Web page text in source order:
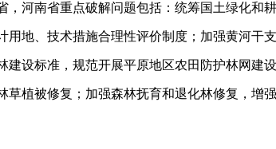
河南省重点破解问题包括：统筹国土绿化和
地、技术措施合理性评价制度；加强黄河干
设标准，规范开展平原地区农田防护林网建
植被修复；加强森林抚育和退化林修复，增